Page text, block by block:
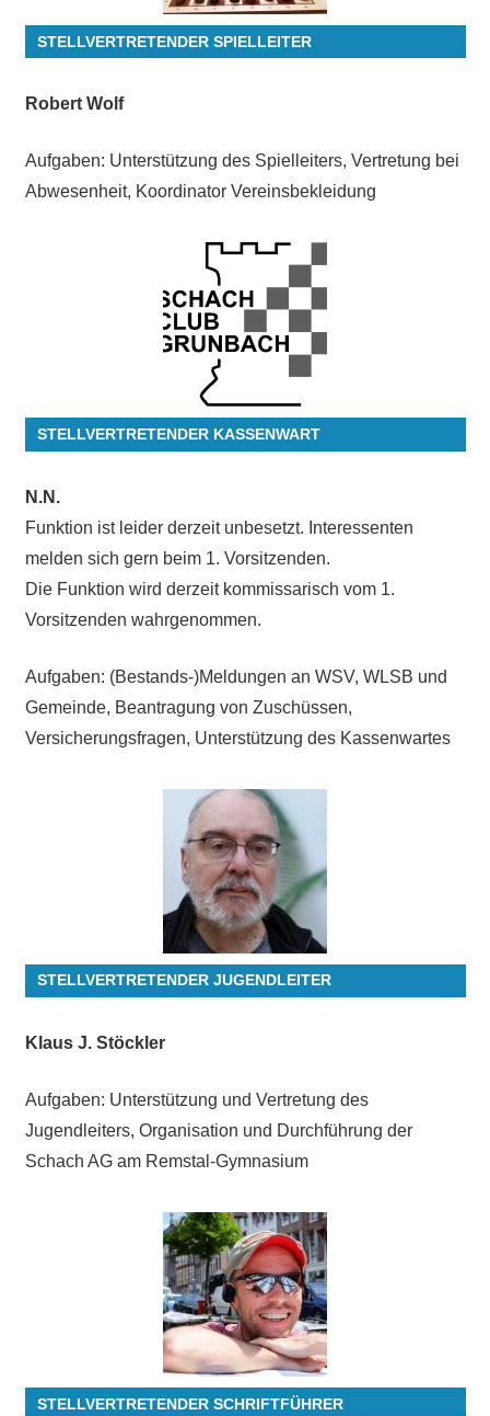
STELLVERTRETENDER SPIELLEITER
Robert Wolf
Aufgaben: Unterstützung des Spielleiters, Vertretung bei
Abwesenheit, Koordinator Vereinsbekleidung
STELLVERTRETENDER KASSENWART
N.N.
Funktion ist leider derzeit unbesetzt. Interessenten
melden sich gern beim 1. Vorsitzenden.
Die Funktion wird derzeit kommissarisch vom 1.
Vorsitzenden wahrgenommen.
Aufgaben: (Bestands-)Meldungen an WSV, WLSB und
Gemeinde, Beantragung von Zuschüssen,
Versicherungsfragen, Unterstützung des Kassenwartes
STELLVERTRETENDER JUGENDLEITER
Klaus J. Stöckler
Aufgaben: Unterstützung und Vertretung des
Jugendleiters, Organisation und Durchführung der
Schach AG am Remstal-Gymnasium
STELLVERTRETENDER SCHRIFTFÜHRER